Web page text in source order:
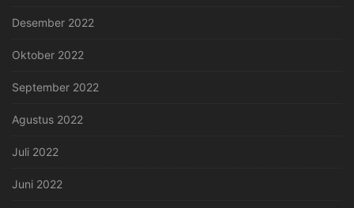
Desember 2022
Oktober 2022
September 2022
Agustus 2022
Juli 2022
Juni 2022